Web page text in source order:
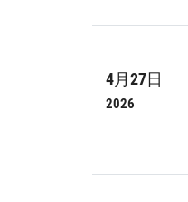
4月27日
2026